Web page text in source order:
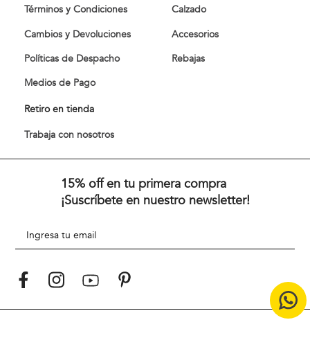
Términos y Condiciones
Cambios y Devoluciones
Políticas de Despacho
Medios de Pago
Retiro en tienda
Trabaja con nosotros
Calzado
Accesorios
Rebajas
15% off en tu primera compra
¡Suscríbete en nuestro newsletter!